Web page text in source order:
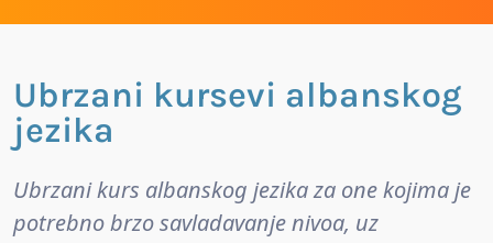
Ubrzani kursevi albanskog
jezika
Ubrzani kurs albanskog jezika za one kojima je
potrebno brzo savladavanje nivoa, uz